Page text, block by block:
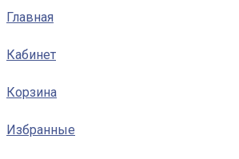
Главная
Кабинет
Корзина
Избранные